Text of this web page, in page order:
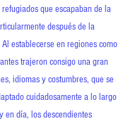
que escapaban de la
después de la
establecerse en regiones como
trajeron consigo una gran
idiomas y costumbres, que se
cuidadosamente a lo largo
en día, los descendientes